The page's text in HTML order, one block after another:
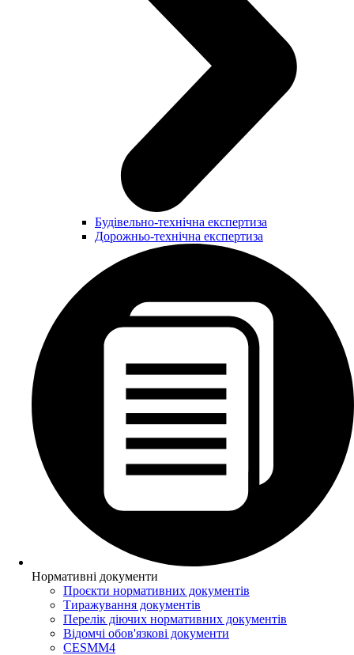
Будівельно-технічна експертиза
Дорожньо-технічна експертиза
Нормативні документи
Проєкти нормативних документів
Тиражування документів
Перелік діючих нормативних документів
Відомчі обов'язкові документи
CESMM4